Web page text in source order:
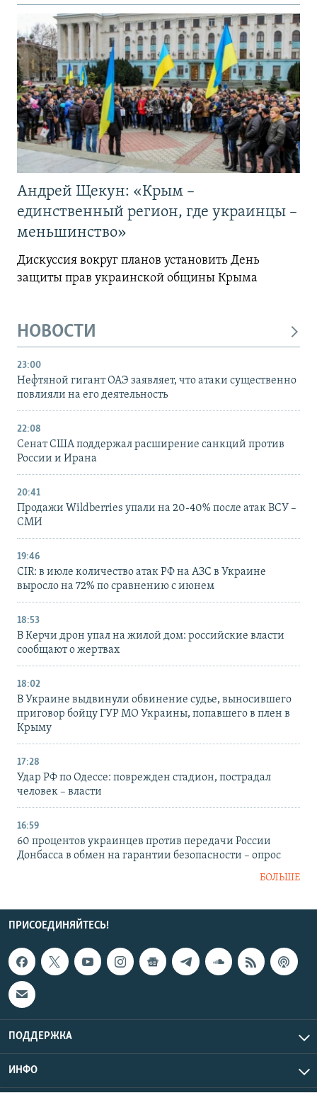
Андрей Щекун: «Крым –
единственный регион, где украинцы –
меньшинство»
Дискуссия вокруг планов установить День
защиты прав украинской общины Крыма
НОВОСТИ
23:00
Нефтяной гигант ОАЭ заявляет, что атаки существенно
повлияли на его деятельность
22:08
Сенат США поддержал расширение санкций против
России и Ирана
20:41
Продажи Wildberries упали на 20-40% после атак ВСУ –
СМИ
19:46
CIR: в июле количество атак РФ на АЗС в Украине
выросло на 72% по сравнению с июнем
18:53
В Керчи дрон упал на жилой дом: российские власти
сообщают о жертвах
18:02
В Украине выдвинули обвинение судье, выносившего
приговор бойцу ГУР МО Украины, попавшего в плен в
Крыму
17:28
Удар РФ по Одессе: поврежден стадион, пострадал
человек – власти
16:59
60 процентов украинцев против передачи России
Донбасса в обмен на гарантии безопасности – опрос
БОЛЬШЕ
ПРИСОЕДИНЯЙТЕСЬ!
ПОДДЕРЖКА
ИНФО